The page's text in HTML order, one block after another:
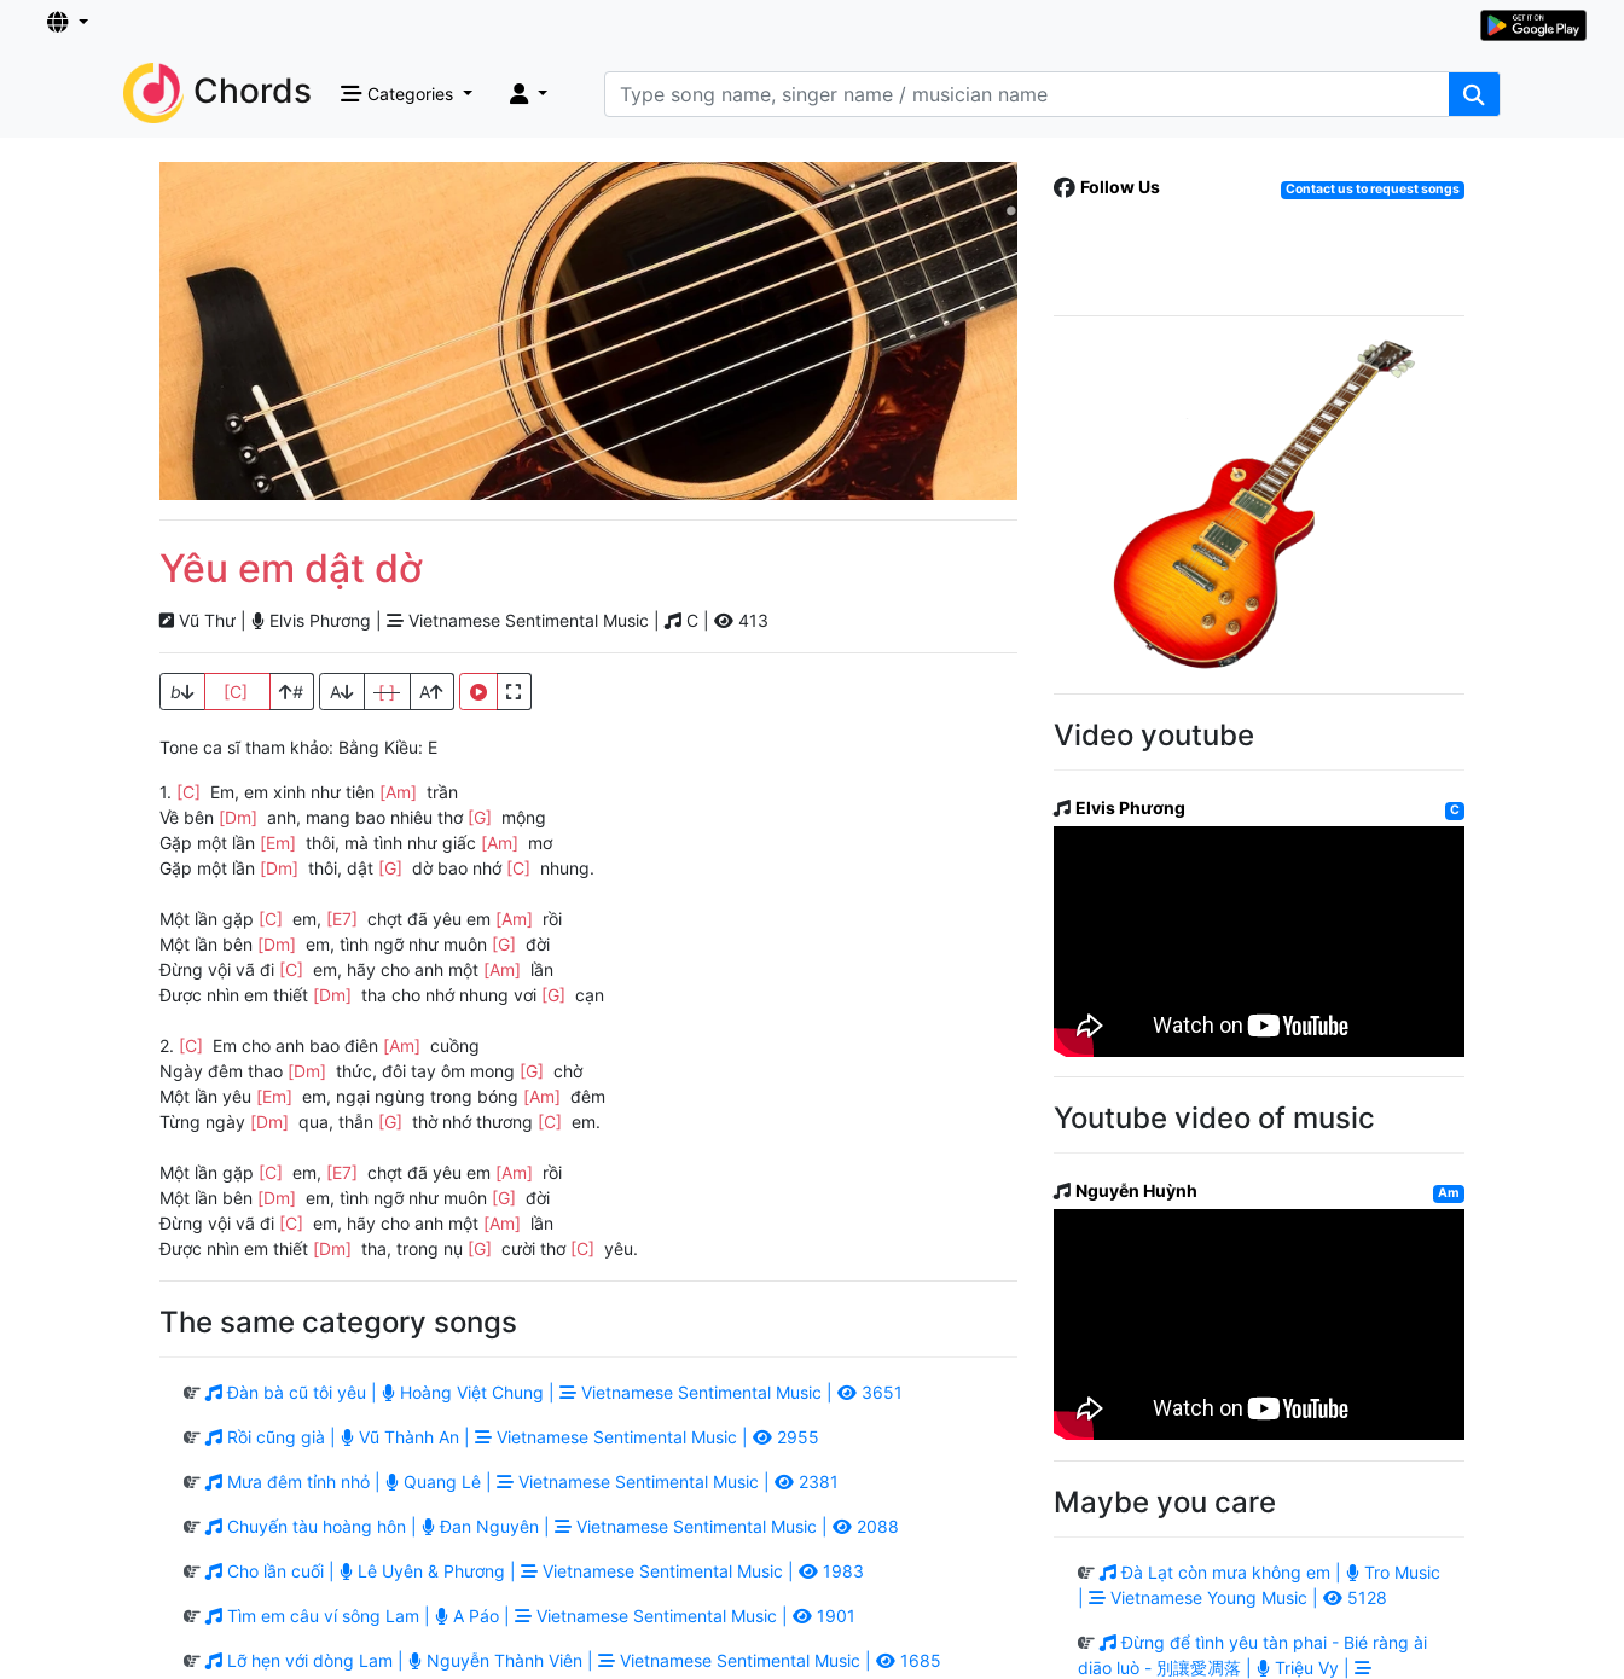
Chords Categories
Yêu em dật dờ
Vũ Thư | Elvis Phương | Vietnamese Sentimental Music | C | 413
b [C] # A [ ] A
Tone ca sĩ tham khảo: Bằng Kiều: E
1. [C] Em, em xinh như tiên [Am] trần
Về bên [Dm] anh, mang bao nhiêu thơ [G] mộng
Gặp một lần [Em] thôi, mà tình như giấc [Am] mơ
Gặp một lần [Dm] thôi, dật [G] dờ bao nhớ [C] nhung.
Một lần gặp [C] em, [E7] chợt đã yêu em [Am] rồi
Một lần bên [Dm] em, tình ngỡ như muôn [G] đời
Đừng vội vã đi [C] em, hãy cho anh một [Am] lần
Được nhìn em thiết [Dm] tha cho nhớ nhung vơi [G] cạn
2. [C] Em cho anh bao điên [Am] cuồng
Ngày đêm thao [Dm] thức, đôi tay ôm mong [G] chờ
Một lần yêu [Em] em, ngại ngùng trong bóng [Am] đêm
Từng ngày [Dm] qua, thẫn [G] thờ nhớ thương [C] em.
Một lần gặp [C] em, [E7] chợt đã yêu em [Am] rồi
Một lần bên [Dm] em, tình ngỡ như muôn [G] đời
Đừng vội vã đi [C] em, hãy cho anh một [Am] lần
Được nhìn em thiết [Dm] tha, trong nụ [G] cười thơ [C] yêu.
The same category songs
Đàn bà cũ tôi yêu | Hoàng Việt Chung | Vietnamese Sentimental Music | 3651
Rồi cũng già | Vũ Thành An | Vietnamese Sentimental Music | 2955
Mưa đêm tỉnh nhỏ | Quang Lê | Vietnamese Sentimental Music | 2381
Chuyến tàu hoàng hôn | Đan Nguyên | Vietnamese Sentimental Music | 2088
Cho lần cuối | Lê Uyên & Phương | Vietnamese Sentimental Music | 1983
Tìm em câu ví sông Lam | A Páo | Vietnamese Sentimental Music | 1901
Lỡ hẹn với dòng Lam | Nguyễn Thành Viên | Vietnamese Sentimental Music | 1685
Follow Us Contact us to request songs
Video youtube
Elvis Phương C
Youtube video of music
Nguyễn Huỳnh Am
Maybe you care
Đà Lạt còn mưa không em |
Tro Music
Vietnamese Young Music | 5128
Đừng để tình yêu tàn phai - Bié ràng ài
diāo luò - 別讓愛凋落 |
Triệu Vy |